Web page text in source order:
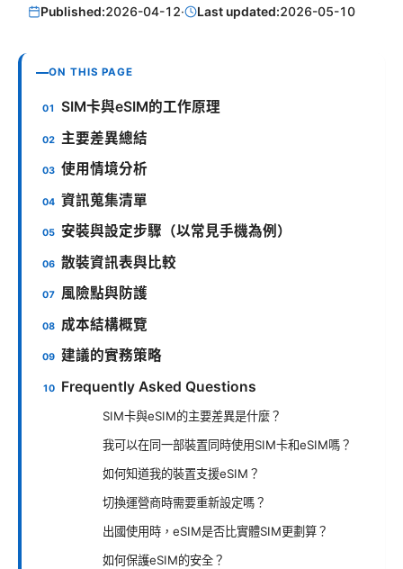
Published:2026-04-12· Last updated:2026-05-10
ON THIS PAGE
SIM卡與eSIM的工作原理
主要差異總結
使用情境分析
資訊蒐集清單
安裝與設定步驟（以常見手機為例）
散裝資訊表與比較
風險點與防護
成本結構概覽
建議的實務策略
Frequently Asked Questions
SIM卡與eSIM的主要差異是什麼？
我可以在同一部裝置同時使用SIM卡和eSIM嗎？
如何知道我的裝置支援eSIM？
切換運營商時需要重新設定嗎？
出國使用時，eSIM是否比實體SIM更劃算？
如何保護eSIM的安全？